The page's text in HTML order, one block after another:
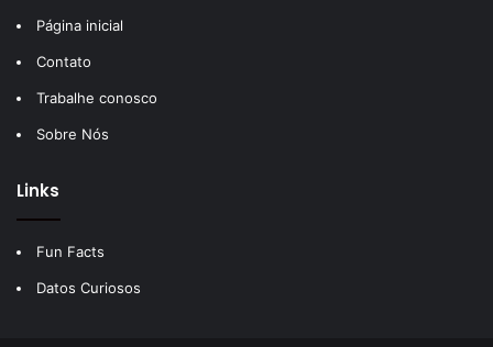
Página inicial
Contato
Trabalhe conosco
Sobre Nós
Links
Fun Facts
Datos Curiosos